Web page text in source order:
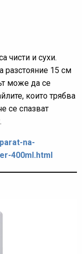
чисти и сухи.
разстояние 15 см
може да се
които трябва
се спазват
na-
400ml.html